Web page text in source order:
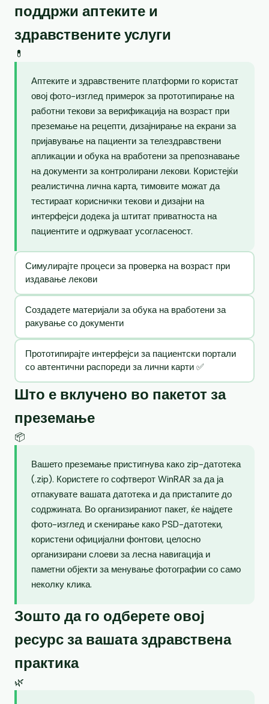
поддржи аптеките и
здравствените услуги
💊
Аптеките и здравствените платформи го користат
овој фото-изглед примерок за прототипирање на
работни текови за верификација на возраст при
преземање на рецепти, дизајнирање на екрани за
пријавување на пациенти за телездравствени
апликации и обука на вработени за препознавање
на документи за контролирани лекови. Користејќи
реалистична лична карта, тимовите можат да
тестираат кориснички текови и дизајни на
интерфејси додека ја штитат приватноста на
пациентите и одржуваат усогласеност.
Симулирајте процеси за проверка на возраст при
издавање лекови
Создадете материјали за обука на вработени за
ракување со документи
Прототипирајте интерфејси за пациентски портали
со автентични распореди за лични карти ✅
Што е вклучено во пакетот за
преземање
📦
Вашето преземање пристигнува како zip-датотека
(.zip). Користете го софтверот WinRAR за да ја
отпакувате вашата датотека и да пристапите до
содржината. Во организираниот пакет, ќе најдете
фото-изглед и скенирање како PSD-датотеки,
користени официјални фонтови, целосно
организирани слоеви за лесна навигација и
паметни објекти за менување фотографии со само
неколку клика.
Зошто да го одберете овој
ресурс за вашата здравствена
практика
🌿